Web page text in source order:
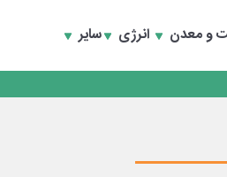
و معدن انرژی سایر